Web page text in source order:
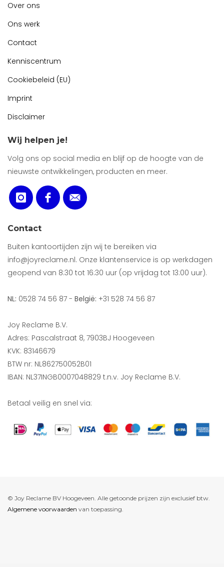
Over ons
Ons werk
Contact
Kenniscentrum
Cookiebeleid (EU)
Imprint
Disclaimer
Wij helpen je!
Volg ons op social media en blijf op de hoogte van de
nieuwste ontwikkelingen, producten en meer.
Contact
Buiten kantoortijden zijn wij te bereiken via
info@joyreclame.nl. Onze klantenservice is op werkdagen
geopend van 8:30 tot 16:30 uur (op vrijdag tot 13:00 uur).
NL: 0528 74 56 87 - België: +31 528 74 56 87
Joy Reclame B.V.
Adres: Pascalstraat 8, 7903BJ Hoogeveen
KVK: 83146679
BTW nr: NL862750052B01
IBAN: NL37INGB0007048829 t.n.v. Joy Reclame B.V.
Betaal veilig en snel via:
© Joy Reclame BV Hoogeveen. Alle getoonde prijzen zijn exclusief btw.
Algemene voorwaarden van toepassing.